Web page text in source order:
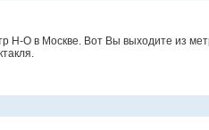
Н-О в Москве. Вот Вы выходите из